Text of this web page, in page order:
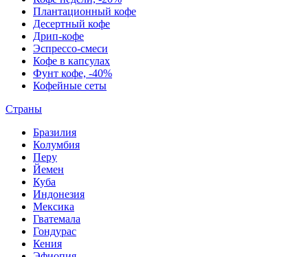
Плантационный кофе
Десертный кофе
Дрип-кофе
Эспрессо-смеси
Кофе в капсулах
Фунт кофе, -40%
Кофейные сеты
Страны
Бразилия
Колумбия
Перу
Йемен
Куба
Индонезия
Мексика
Гватемала
Гондурас
Кения